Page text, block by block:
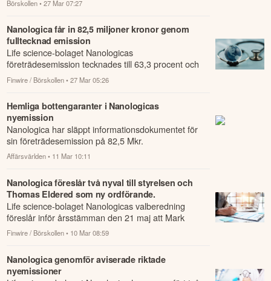
Börskollen • 27 Mar 07:27
Nanologica får in 82,5 miljoner kronor genom
fulltecknad emission
Life science-bolaget Nanologicas
företrädesemission tecknades till 63,3 procent och
fylldes upp till 100 procent genom
garantiåtaganden.
Finwire / Börskollen • 27 Mar 05:26
Hemliga bottengaranter i Nanologicas
nyemission
Nanologica har släppt informationsdokumentet för
sin företrädesemission på 82,5 Mkr.
Affärsvärlden • 11 Mar 10:11
Nanologica föreslår två nyval till styrelsen och
Thomas Eldered som ny ordförande.
Life science-bolaget Nanologicas valberedning
föreslår inför årsstämman den 21 maj att Mark
Quick och Erik Haeffler väljs som nya styrelsele...
Finwire / Börskollen • 10 Mar 08:59
Nanologica genomför aviserade riktade
nyemissioner